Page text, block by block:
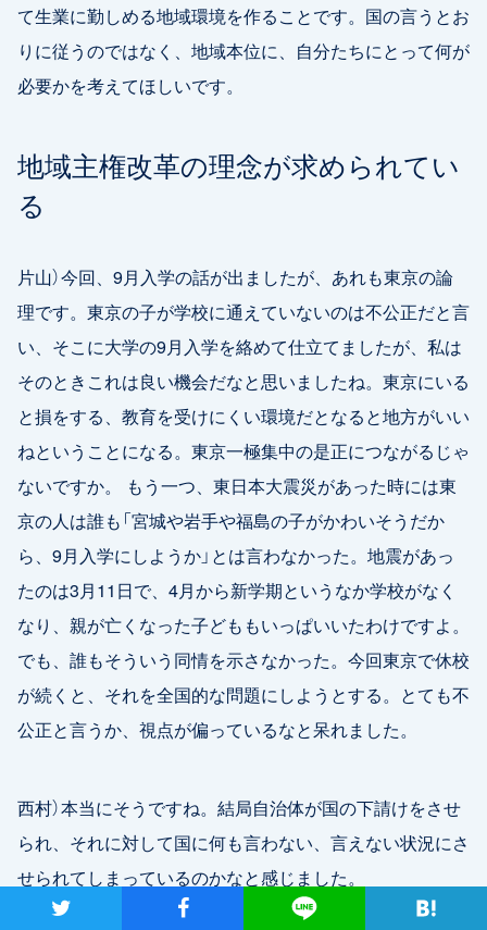
ツイート シャア Lineで送る
て生業に勤しめる地域環境を作ることです。国の言うとお
りに従うのではなく、地域本位に、自分たちにとって何が
必要かを考えてほしいです。
地域主権改革の理念が求められてい
る
片山）今回、9月入学の話が出ましたが、あれも東京の論
理です。東京の子が学校に通えていないのは不公正だと言
い、そこに大学の9月入学を絡めて仕立てましたが、私は
そのときこれは良い機会だなと思いましたね。東京にいる
と損をする、教育を受けにくい環境だとなると地方がいい
ねということになる。東京一極集中の是正につながるじゃ
ないですか。 もう一つ、東日本大震災があった時には東
京の人は誰も「宮城や岩手や福島の子がかわいそうだか
ら、9月入学にしようか」とは言わなかった。地震があっ
たのは3月11日で、4月から新学期というなか学校がなく
なり、親が亡くなった子どももいっぱいいたわけですよ。
でも、誰もそういう同情を示さなかった。今回東京で休校
が続くと、それを全国的な問題にしようとする。とても不
公正と言うか、視点が偏っているなと呆れました。
西村）本当にそうですね。結局自治体が国の下請けをさせ
られ、それに対して国に何も言わない、言えない状況にさ
せられてしまっているのかなと感じました。